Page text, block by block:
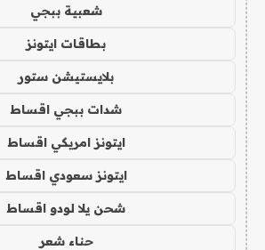
شعبية ببجي
بطاقات ايتونز
بلايستيشن ستور
شدات ببجي اقساط
ايتونز امريكي اقساط
ايتونز سعودي اقساط
شحن يلا لودو اقساط
حناء شعر